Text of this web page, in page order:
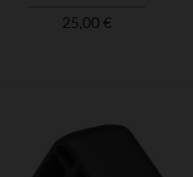
Prix
25,00 €